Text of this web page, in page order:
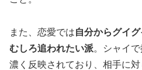
また、恋愛では自分からグイ
むしろ追われたい派。シャイ
濃く反映されており、相手に